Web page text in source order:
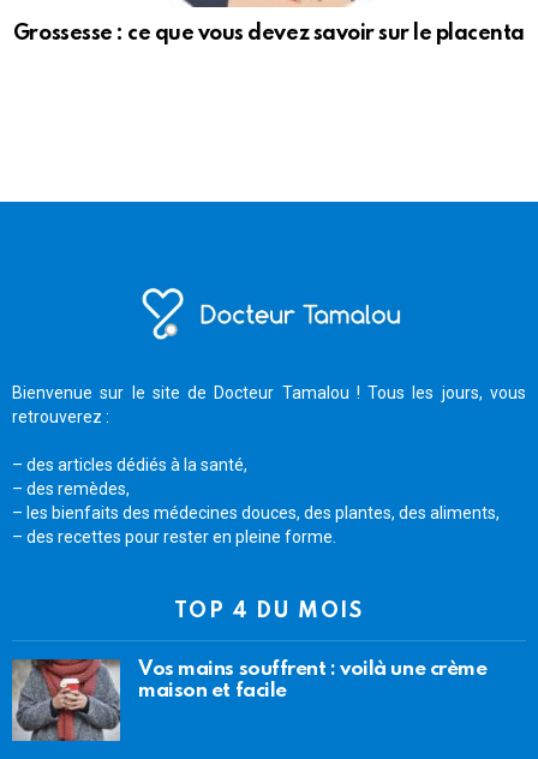
Grossesse : ce que vous devez savoir sur le placenta
Bienvenue sur le site de Docteur Tamalou ! Tous les jours, vous
retrouverez :
– des articles dédiés à la santé,
– des remèdes,
– les bienfaits des médecines douces, des plantes, des aliments,
– des recettes pour rester en pleine forme.
TOP 4 DU MOIS
Vos mains souffrent : voilà une crème
maison et facile